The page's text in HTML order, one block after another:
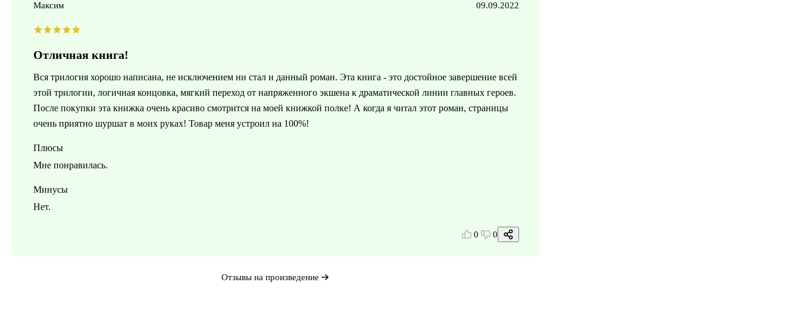
Максим 09.09.2022
Отличная книга!
Вся трилогия хорошо написана, не исключением ни стал и данный роман. Эта книга - это достойное завершение всей
этой трилогии, логичная концовка, мягкий переход от напряженного экшена к драматической линии главных героев.
После покупки эта книжка очень красиво смотрится на моей книжкой полке! А когда я читал этот роман, страницы
очень приятно шуршат в моих руках! Товар меня устроил на 100%!
Плюсы
Мне понравилась.
Минусы
Нет.
0 0
Отзывы на произведение